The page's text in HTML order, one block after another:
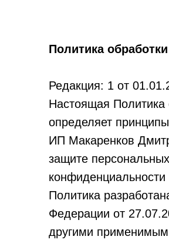
Политика
Редакция: 1 от
Настоящая
определяет
ИП Макаренков
защите
конфиденциальности
Политика
Федерации от
другими